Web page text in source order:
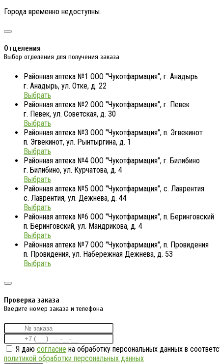
Города временно недоступны.
Отделения
Выбор отделения для получения заказа
Районная аптека №1 ООО "Чукотфармация", г. Анадырь
г. Анадырь, ул. Отке, д. 22
Выбрать
Районная аптека №2 ООО "Чукотфармация", г. Певек
г. Певек, ул. Советская, д. 30
Выбрать
Районная аптека №3 ООО "Чукотфармация", п. Эгвекинот
п. Эгвекинот, ул. Рынтыргина, д. 1
Выбрать
Районная аптека №4 ООО "Чукотфармация", г. Билибино
г. Билибино, ул. Курчатова, д. 4
Выбрать
Районная аптека №5 ООО "Чукотфармация", с. Лаврентия
с. Лаврентия, ул. Дежнева, д. 44
Выбрать
Районная аптека №6 ООО "Чукотфармация", п. Беринговский
п. Беринговский, ул. Мандрикова, д. 4
Выбрать
Районная аптека №7 ООО "Чукотфармация", п. Провидения
п. Провидения, ул. Набережная Дежнева, д. 53
Выбрать
Проверка заказа
Введите номер заказа и телефона
Я даю согласие на обработку персональных данных в
политикой обработки персональных данных